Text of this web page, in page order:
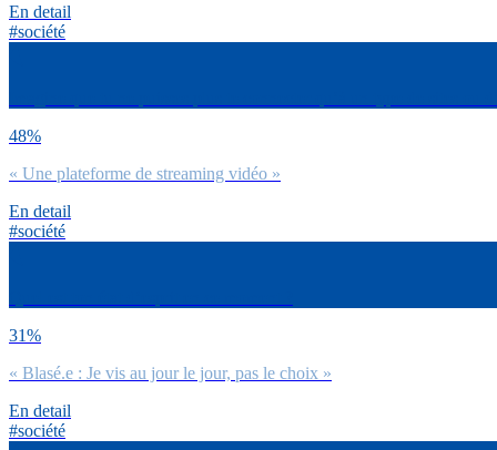
En detail
#société
48%
« Une plateforme de streaming vidéo »
En detail
#société
31%
« Blasé.e : Je vis au jour le jour, pas le choix »
En detail
#société